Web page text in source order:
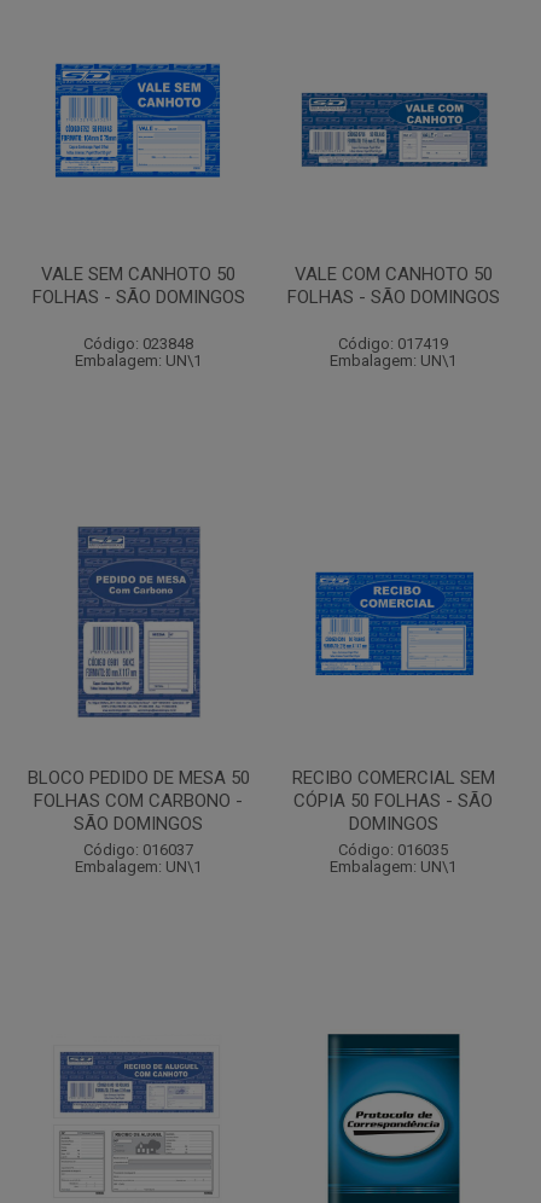
VALE SEM CANHOTO 50
FOLHAS - SÃO DOMINGOS
Código: 023848
Embalagem: UN\1
VALE COM CANHOTO 50
FOLHAS - SÃO DOMINGOS
Código: 017419
Embalagem: UN\1
BLOCO PEDIDO DE MESA 50
FOLHAS COM CARBONO -
SÃO DOMINGOS
Código: 016037
Embalagem: UN\1
RECIBO COMERCIAL SEM
CÓPIA 50 FOLHAS - SÃO
DOMINGOS
Código: 016035
Embalagem: UN\1